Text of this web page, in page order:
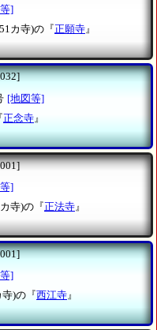
]
カ寺)の『正願寺』
[地図等]
正念寺 』
]
寺)の『正法寺 』
]
)の『西江寺』